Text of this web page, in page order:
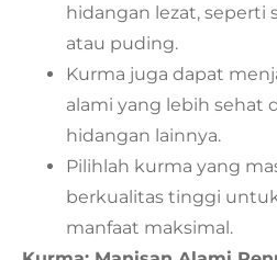
hidangan lezat, seperti
atau puding.
Kurma juga dapat
alami yang lebih sehat
hidangan lainnya.
Pilihlah kurma yang
berkualitas tinggi
manfaat maksimal.